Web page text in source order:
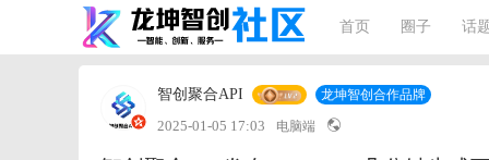
首页 圈子 话
智创聚合API 龙坤智创合作品牌
2025-01-05 17:03 电脑端